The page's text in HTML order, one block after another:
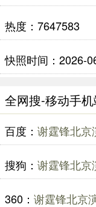
热度：7647583
快照时间：2026-
全网搜-移动手
百度： 谢霆锋北京
搜狗： 谢霆锋北京
360： 谢霆锋北京